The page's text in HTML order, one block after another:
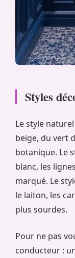
Styles
Le style
beige, du vert
botanique. Le
blanc, les
marqué. Le
le laiton, les
plus sourdes.
Pour ne pas
conducteur :